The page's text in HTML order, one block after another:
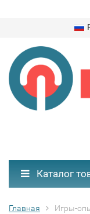
Каталог
Главная Игры-